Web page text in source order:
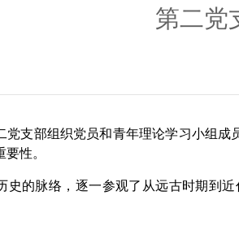
第二党
党支部组织党员和青年理论学习小组
性。
史的脉络，逐一参观了从远古时期到